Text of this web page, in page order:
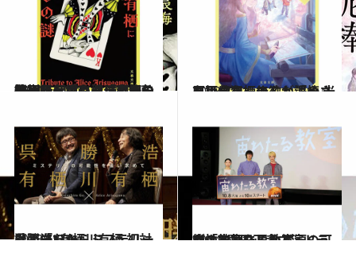
2024.10.2
有栖川有栖さんデビュー35周年記念 文庫3作連続刊行 『有栖川有栖に捧げる七つの謎』参加の作家から届いた「直筆のお祝いメッセージ」を公開！ 2023.7.31
有栖川有栖さんが語る 光原百合さんのこと『やさしい共犯、無欲な泥棒』
カルチャー
2023.5.5
呉勝浩×有栖川有栖 初対談！「だからミステリーは面白い！」
カルチャー 2024.10.1
夜の教室に思わず涙が……窪田正孝主演ドラマ「宙わたる教室」の可能性とは!?
カルチャー